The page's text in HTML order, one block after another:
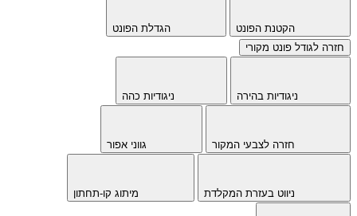
הקטנת הפונט
הגדלת הפונט
חזרה לגודל פונט מקורי
ניגודיות בהירה ניגודיות כהה
חזרה לצבעי המקור גווני אפור
ניווט בעזרת המקלדת מיתוג קו-תחתון